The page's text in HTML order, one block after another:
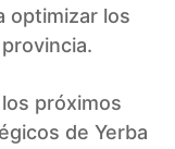
optimizar los
próximos
de Yerba